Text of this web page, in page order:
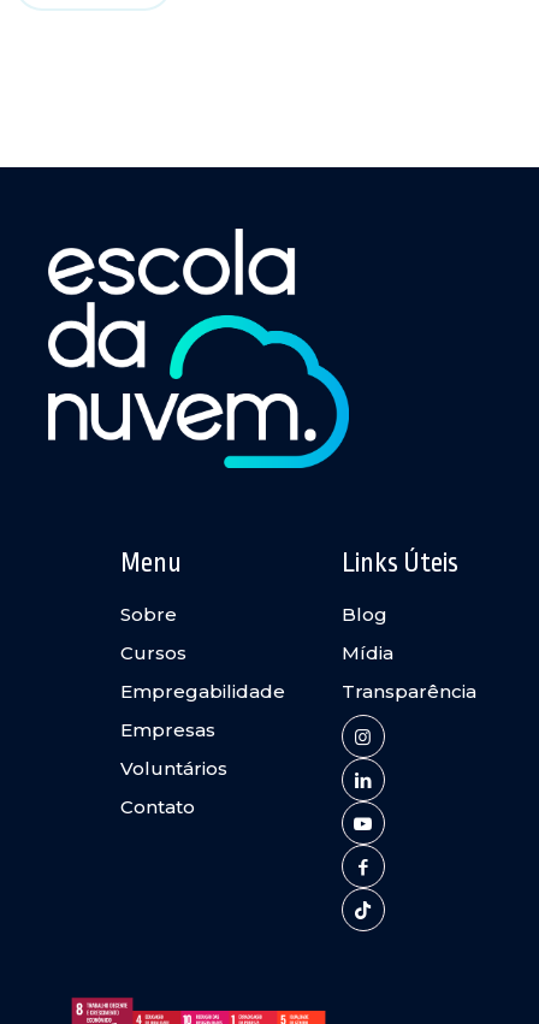
Menu
Sobre
Cursos
Empregabilidade
Empresas
Voluntários
Contato
Links Úteis
Blog
Mídia
Transparência